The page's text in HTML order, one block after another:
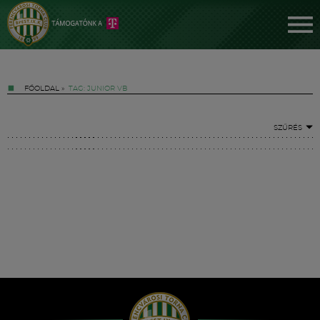
FŐOLDAL » TAG: JUNIOR VB
SZŰRÉS
Hírek